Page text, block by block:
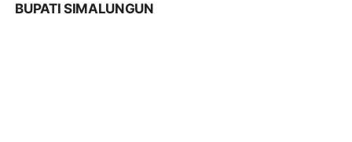
BUPATI SIMALUNGUN